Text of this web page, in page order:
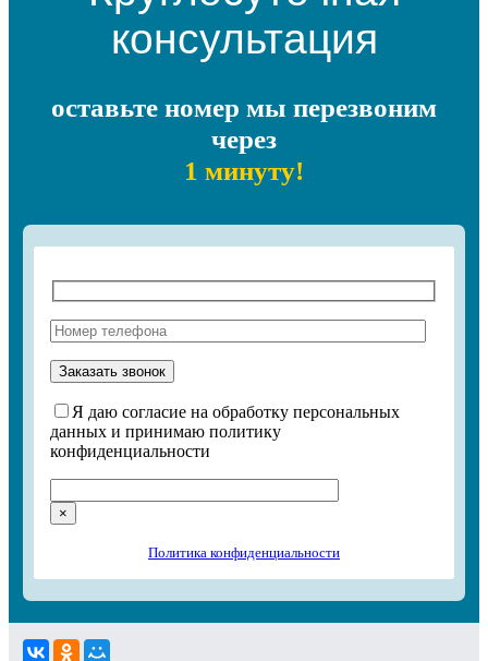
консультация
оставьте номер мы перезвоним
через
1 минуту!
Я даю согласие на обработку персональных
данных и принимаю политику
конфиденциальности
×
Политика конфиденциальности